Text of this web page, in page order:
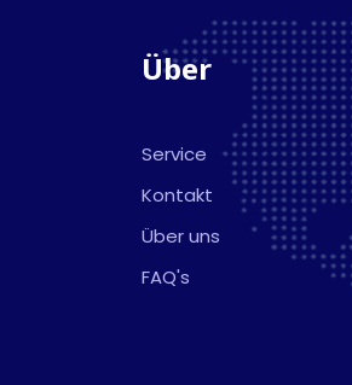
Über
Service
Kontakt
Über uns
FAQ's